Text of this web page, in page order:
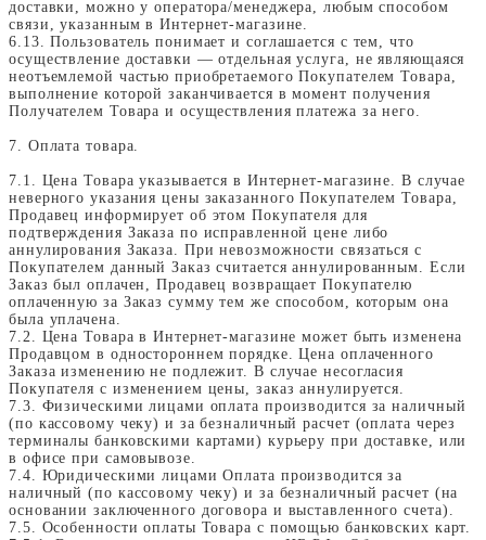
доставки, можно у оператора/менеджера, любым способом
связи, указанным в Интернет-магазине.
6.13. Пользователь понимает и соглашается с тем, что
осуществление доставки — отдельная услуга, не являющаяся
неотъемлемой частью приобретаемого Покупателем Товара,
выполнение которой заканчивается в момент получения
Получателем Товара и осуществления платежа за него.
7. Оплата товара.
7.1. Цена Товара указывается в Интернет-магазине. В случае
неверного указания цены заказанного Покупателем Товара,
Продавец информирует об этом Покупателя для
подтверждения Заказа по исправленной цене либо
аннулирования Заказа. При невозможности связаться с
Покупателем данный Заказ считается аннулированным. Если
Заказ был оплачен, Продавец возвращает Покупателю
оплаченную за Заказ сумму тем же способом, которым она
была уплачена.
7.2. Цена Товара в Интернет-магазине может быть изменена
Продавцом в одностороннем порядке. Цена оплаченного
Заказа изменению не подлежит. В случае несогласия
Покупателя с изменением цены, заказ аннулируется.
7.3. Физическими лицами оплата производится за наличный
(по кассовому чеку) и за безналичный расчет (оплата через
терминалы банковскими картами) курьеру при доставке, или
в офисе при самовывозе.
7.4. Юридическими лицами Оплата производится за
наличный (по кассовому чеку) и за безналичный расчет (на
основании заключенного договора и выставленного счета).
7.5. Особенности оплаты Товара с помощью банковских карт.